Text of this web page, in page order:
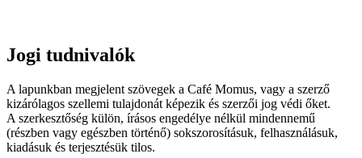
Jogi tudnivalók
A lapunkban megjelent szövegek a Café Momus, vagy a szerző
kizárólagos szellemi tulajdonát képezik és szerzői jog védi őket.
A szerkesztőség külön, írásos engedélye nélkül mindennemű
(részben vagy egészben történő) sokszorosításuk, felhasználásuk,
kiadásuk és terjesztésük tilos.